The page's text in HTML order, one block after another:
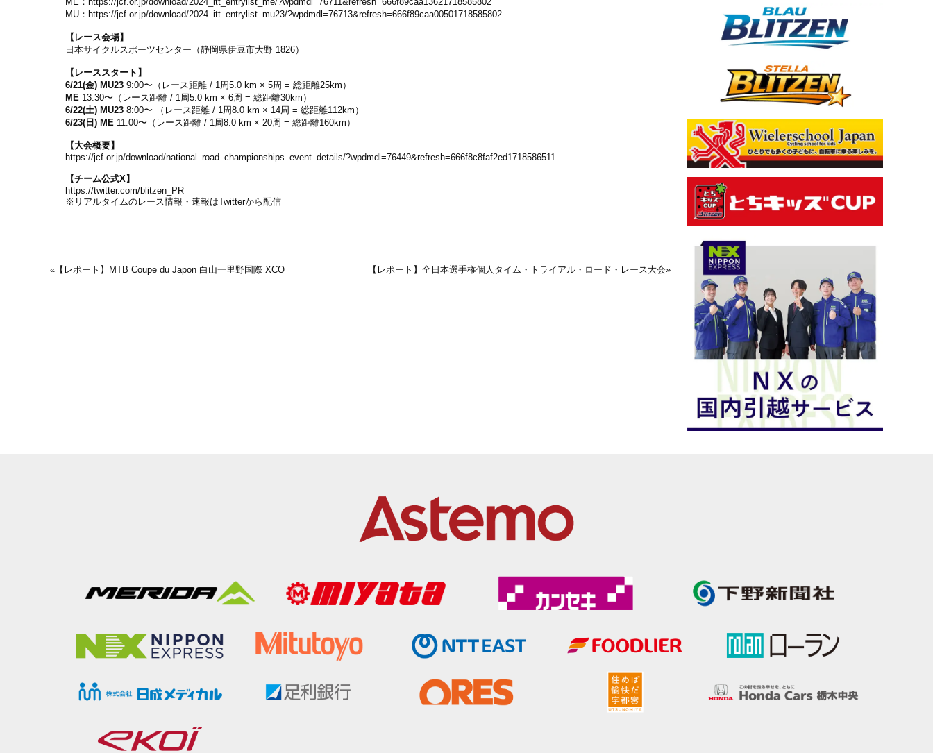
MU： https://jcf.or.jp/download/2024_itt_entrylist_mu23/?wpdmdl=76713&refresh=666f89caa00501718585802
【レース会場】
日本サイクルスポーツセンター（静岡県伊豆市大野 1826）
【レーススタート】
6/21(金) MU23 9:00〜（レース距離 / 1周5.0 km × 5周 = 総距離25km）
ME 13:30〜（レース距離 / 1周5.0 km × 6周 = 総距離30km）
6/22(土) MU23 8:00〜 （レース距離 / 1周8.0 km × 14周 = 総距離112km）
6/23(日) ME 11:00〜（レース距離 / 1周8.0 km × 20周 = 総距離160km）
【大会概要】
https://jcf.or.jp/download/national_road_championships_event_details/?wpdmdl=76449&refresh=666f8c8faf2ed1718586511
【チーム公式X】
https://twitter.com/blitzen_PR
※リアルタイムのレース情報・速報はTwitterから配信
« 【レポート】MTB Coupe du Japon 白山一里野国際 XCO 【レポート】全日本選手権個人タイム・トライアル・ロード・レース大会»